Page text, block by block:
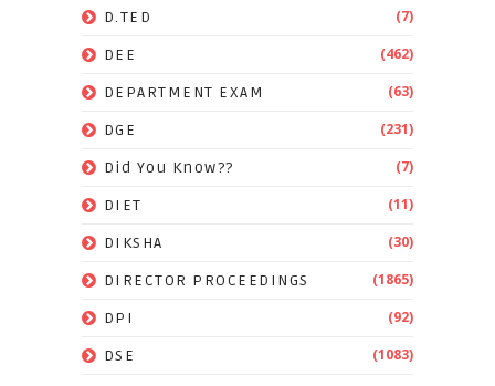
D.TED (7)
DEE (462)
DEPARTMENT EXAM (63)
DGE (231)
Did You Know?? (7)
DIET (11)
DIKSHA (30)
DIRECTOR PROCEEDINGS (1865)
DPI (92)
DSE (1083)